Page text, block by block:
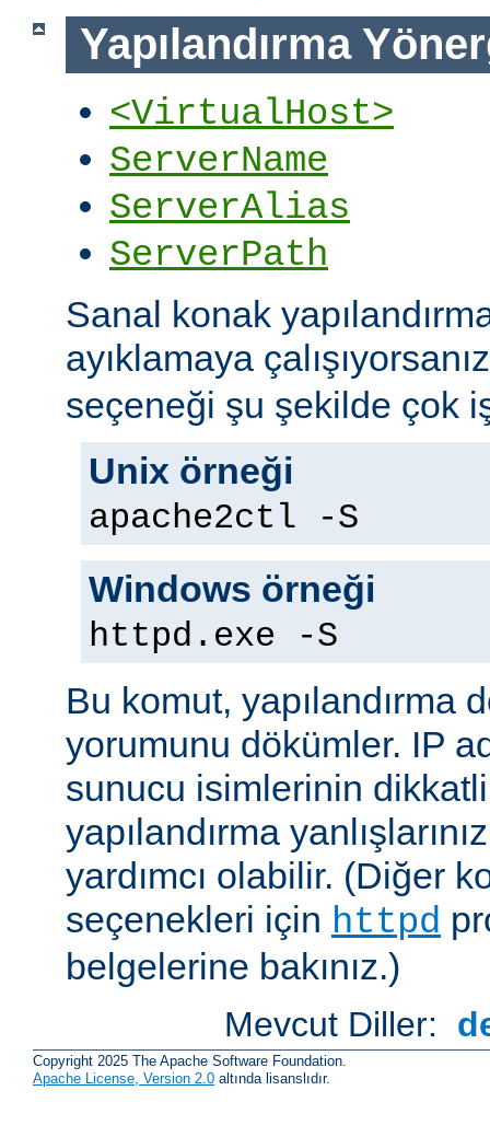
Yapılandırma
<VirtualHost>
ServerName
ServerAlias
ServerPath
Sanal konak
ayıklamaya
seçeneği şu şekilde çok
Unix örneği
apache2ctl -S
Windows örneği
httpd.exe -S
Bu komut, yapılandırma
yorumunu dökümler. IP
sunucu isimlerinin
yapılandırma
yardımcı olabilir. (Diğer
seçenekleri için httpd
belgelerine bakınız.)
Mevcut Diller:
Copyright 2025 The Apache Software Foundation.
Apache License, Version 2.0 altında lisanslıdır.